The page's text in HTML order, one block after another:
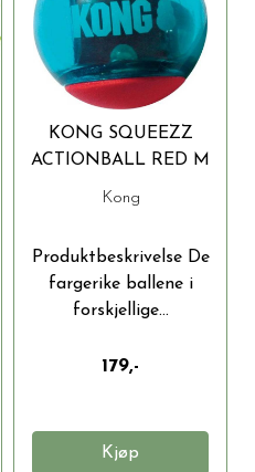
KONG SQUEEZZ
ACTIONBALL RED M
3ST 6CM
Kong
Produktbeskrivelse De
fargerike ballene i
forskjellige...
179,-
Kjøp